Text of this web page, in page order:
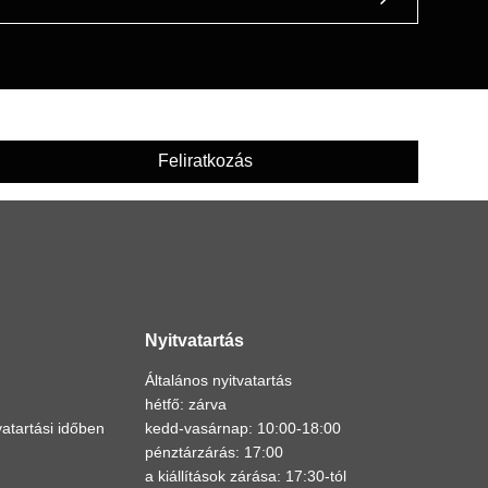
Feliratkozás
időben
Nyitvatartás
Általános nyitvatartás
hétfő: zárva
kedd-vasárnap: 10:00-18:00
pénztárzárás: 17:00
a kiállítások zárása: 17:30-tól